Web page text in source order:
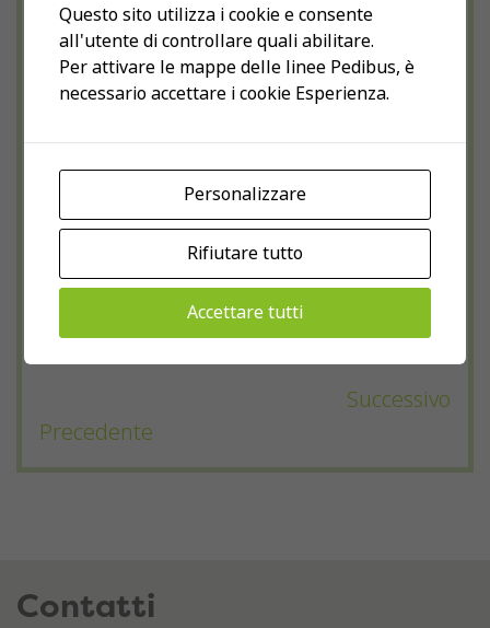
Scopritequile altre promozioni e
offerte per le amiche e gli amici di
ATA Pedibus!
Successivo
Precedente
Contatti
Questo sito utilizza i cookie e consente
all'utente di controllare quali abilitare.
Per attivare le mappe delle linee Pedibus, è
necessario accettare i cookie Esperienza.
Personalizzare
Rifiutare tutto
Accettare tutti